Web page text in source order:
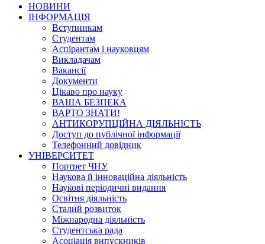
НОВИНИ
ІНФОРМАЦІЯ
Вступникам
Студентам
Аспірантам і науковцям
Викладачам
Вакансії
Документи
Цікаво про науку
ВАША БЕЗПЕКА
ВАРТО ЗНАТИ!
АНТИКОРУПЦІЙНА ДІЯЛЬНІСТЬ
Доступ до публічної інформації
Телефонний довідник
УНІВЕРСИТЕТ
Портрет ЧНУ
Наукова й інноваційна діяльність
Наукові періодичні видання
Освітня діяльність
Сталий розвиток
Міжнародна діяльність
Студентська рада
Асоціація випускників